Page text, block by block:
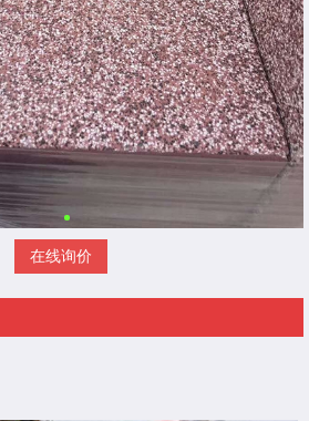
在线询价